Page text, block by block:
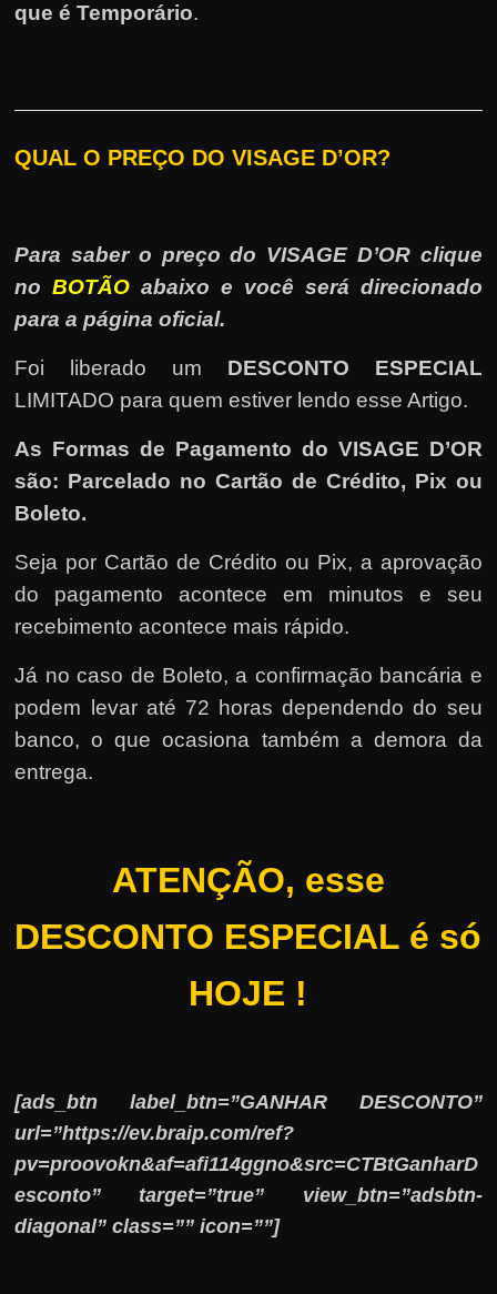
que é Temporário.
QUAL O PREÇO DO VISAGE D’OR?
Para saber o preço do VISAGE D’OR clique
noBOTÃO abaixo e você será direcionado
para a página oficial.
Foi liberado um DESCONTO ESPECIAL
LIMITADO para quem estiver lendo esse Artigo.
As Formas de Pagamento do VISAGE D’OR
são: Parcelado no Cartão de Crédito, Pix ou
Boleto.
Seja por Cartão de Crédito ou Pix, a aprovação
do pagamento acontece em minutos e seu
recebimento acontece mais rápido.
Já no caso de Boleto, a confirmação bancária e
podem levar até 72 horas dependendo do seu
banco, o que ocasiona também a demora da
entrega.
ATENÇÃO, esse
DESCONTO ESPECIAL é só
HOJE !
[ads_btn label_btn=”GANHAR DESCONTO”
url=”https://ev.braip.com/ref?
pv=proovokn&af=afi114ggno&src=CTBtGanharD
esconto” target=”true” view_btn=”adsbtn-
diagonal” class=”” icon=””]